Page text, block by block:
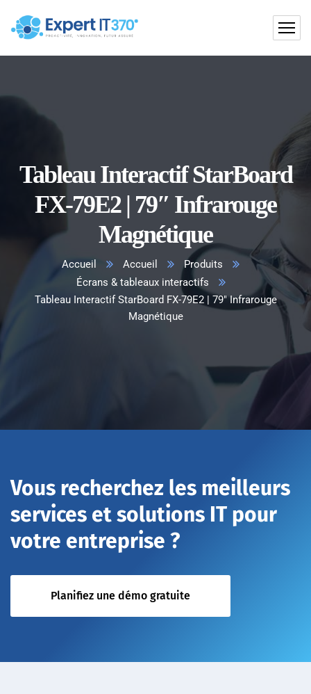
Tableau Interactif StarBoard
FX-79E2 | 79″ Infrarouge
Magnétique
Accueil Accueil
Produits
Écrans & tableaux interactifs
Tableau Interactif StarBoard FX-79E2 | 79″ Infrarouge
Magnétique
Vous recherchez les meilleurs
services et solutions IT pour
votre entreprise ?
Planifiez une démo gratuite